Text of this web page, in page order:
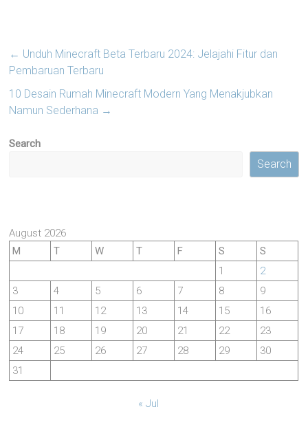
← Unduh Minecraft Beta Terbaru 2024: Jelajahi Fitur dan
Pembaruan Terbaru
10 Desain Rumah Minecraft Modern Yang Menakjubkan
Namun Sederhana →
Search
Search
August 2026
M
T W T F S
S
1
2
3
4 5 6 7 8
9
10
11 12 13 14 15
16
17
18 19 20 21 22
23
24
25 26 27 28 29
30
31
« Jul